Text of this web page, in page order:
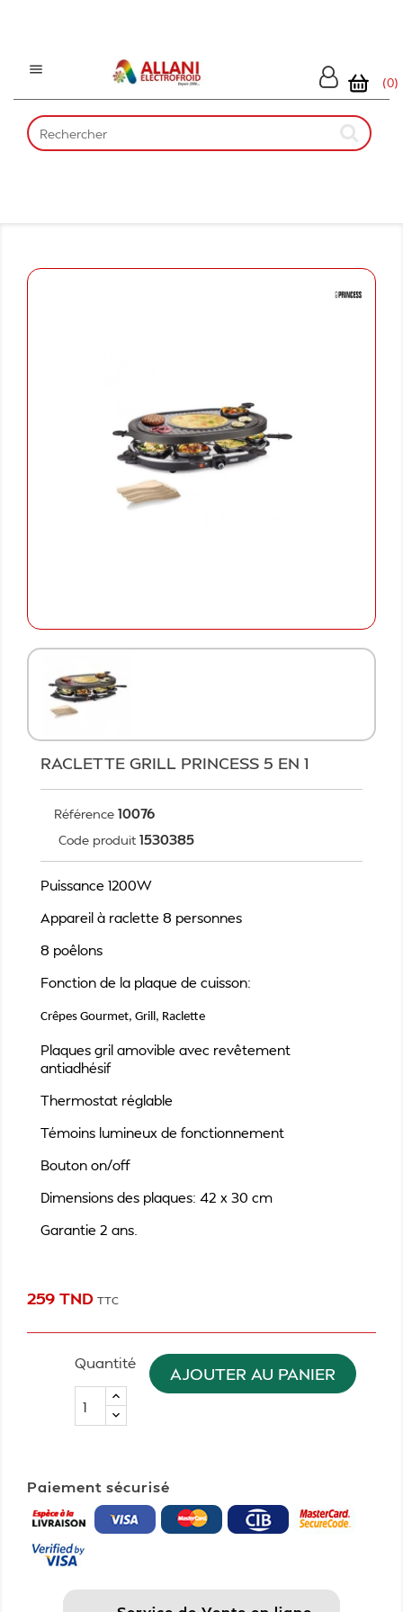

(0)
RACLETTE GRILL PRINCESS 5 EN 1
Référence 10076
Code produit 1530385
Puissance 1200W
Appareil à raclette 8 personnes
8 poêlons
Fonction de la plaque de cuisson:
Crêpes Gourmet, Grill, Raclette
Plaques gril amovible avec revêtement
antiadhésif
Thermostat réglable
Témoins lumineux de fonctionnement
Bouton on/off
Dimensions des plaques: 42 x 30 cm
Garantie 2 ans.
259 TND TTC
Quantité
AJOUTER AU PANIER
Paiement sécurisé